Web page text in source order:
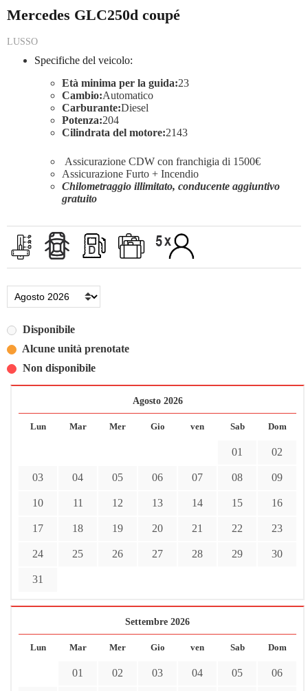
Mercedes GLC250d coupé
LUSSO
Specifiche del veicolo:
Età minima per la guida:23
Cambio:Automatico
Carburante:Diesel
Potenza:204
Cilindrata del motore:2143
Assicurazione CDW con franchigia di 1500€
Assicurazione Furto + Incendio
Chilometraggio illimitato, conducente aggiuntivo
gratuito
Disponibile
Alcune unità prenotate
Non disponibile
Agosto 2026
Lun Mar Mer Gio ven Sab Dom
01 02
03 04 05 06 07 08 09
10 11 12 13 14 15 16
17 18 19 20 21 22 23
24 25 26 27 28 29 30
31
Settembre 2026
Lun Mar Mer Gio ven Sab Dom
01 02 03 04 05 06